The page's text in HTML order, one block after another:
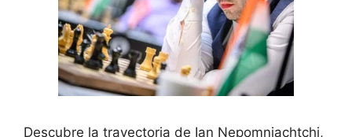
Descubre la trayectoria de Ian Nepomniachtchi,